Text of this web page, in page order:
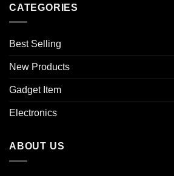
CATEGORIES
Best Selling
New Products
Gadget Item
Electronics
ABOUT US